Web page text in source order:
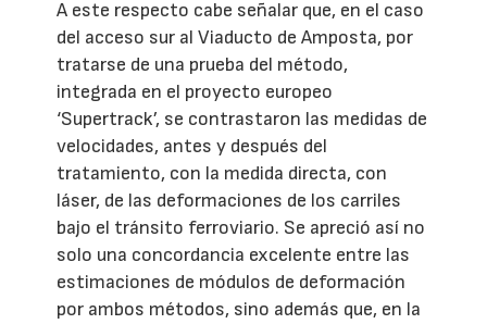
A este respecto cabe señalar que, en el caso
del acceso sur al Viaducto de Amposta, por
tratarse de una prueba del método,
integrada en el proyecto europeo
‘Supertrack’, se contrastaron las medidas de
velocidades, antes y después del
tratamiento, con la medida directa, con
láser, de las deformaciones de los carriles
bajo el tránsito ferroviario. Se apreció así no
solo una concordancia excelente entre las
estimaciones de módulos de deformación
por ambos métodos, sino además que, en la